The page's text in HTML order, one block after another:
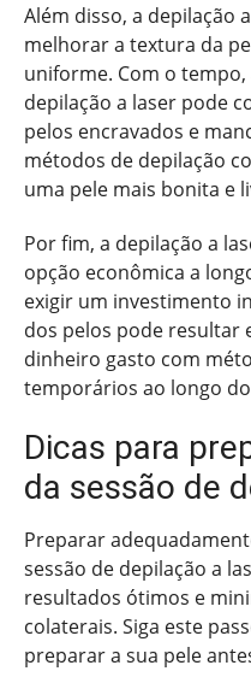
Além disso, a depilação
melhorar a textura da
uniforme. Com o
depilação a laser pode
pelos encravados e
métodos de depilação
uma pele mais bonita e
Por fim, a depilação a
opção econômica a
exigir um investimento
dos pelos pode resultar
dinheiro gasto com
temporários ao longo
Dicas para
da sessão de
Preparar
sessão de depilação a
resultados ótimos e
colaterais. Siga este
preparar a sua pele